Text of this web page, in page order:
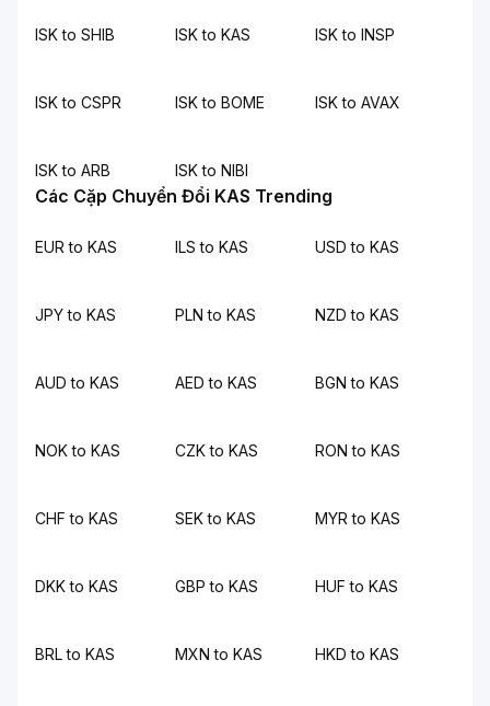
ISK to SHIB ISK to KAS ISK to INSP
ISK to CSPR ISK to BOME ISK to AVAX
ISK to ARB ISK to NIBI
Các Cặp Chuyển Đổi KAS Trending
EUR to KAS ILS to KAS USD to KAS
JPY to KAS PLN to KAS NZD to KAS
AUD to KAS AED to KAS BGN to KAS
NOK to KAS CZK to KAS RON to KAS
CHF to KAS SEK to KAS MYR to KAS
DKK to KAS GBP to KAS HUF to KAS
BRL to KAS MXN to KAS HKD to KAS